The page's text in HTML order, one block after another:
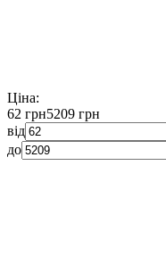
Ціна:
62 грн5209 грн
від
до